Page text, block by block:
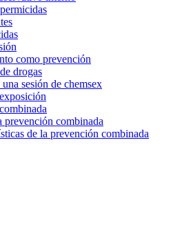
como prevención
drogas
sesión de chemsex
prevención combinada
de la prevención combinada